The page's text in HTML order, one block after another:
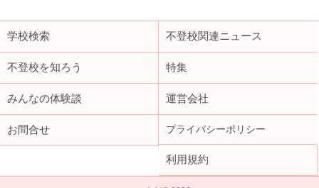
学校検索 不登校関連ニュース
不登校を知ろう 特集
みんなの体験談 運営会社
お問合せ プライバシーポリシー
利用規約